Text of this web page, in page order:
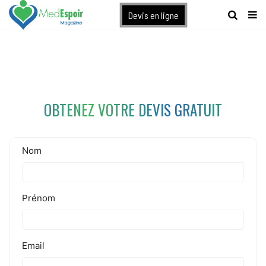
[maxbutton name="devis express"]
Devis en ligne
OBTENEZ VOTRE DEVIS GRATUIT